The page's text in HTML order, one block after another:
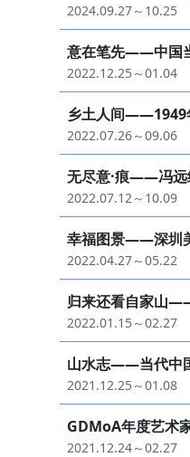
2024.09.27～10.25
意在笔先——中国
2022.12.25～01.04
乡土人间——1949
2022.07.26～09.06
无尽意·痕——冯远
2022.07.12～10.09
幸福图景——深圳
2022.04.27～05.22
归来还看自家山
2022.01.15～02.27
山水志——当代中
2021.12.25～01.08
GDMoA年度艺术
2021.12.24～02.27